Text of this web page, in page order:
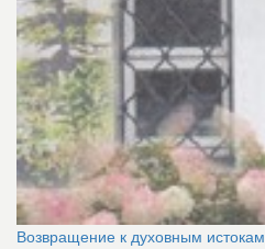
Возвращение к духовным истокам